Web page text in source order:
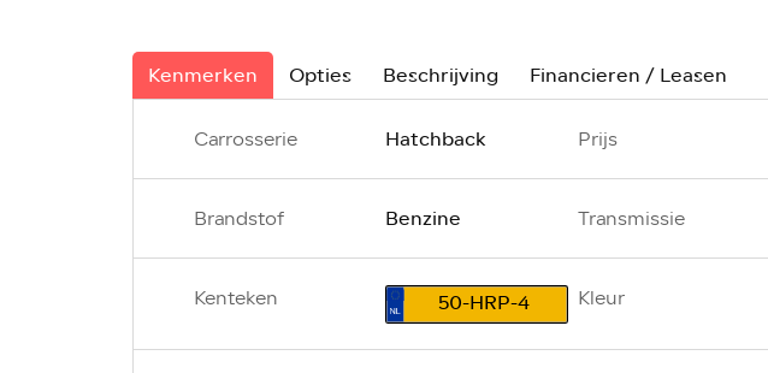
Kenmerken Opties Beschrijving Financieren / Leasen
Carrosserie Hatchback Prijs
Brandstof Benzine Transmissie
Kenteken 50-HRP-4 Kleur